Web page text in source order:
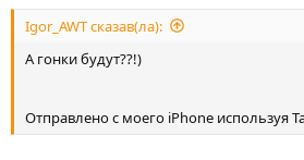
Igor_AWT сказав(ла):
А гонки будут??!)
Отправлено с моего iPhone используя